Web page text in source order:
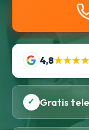
4,8
✓ Gratis